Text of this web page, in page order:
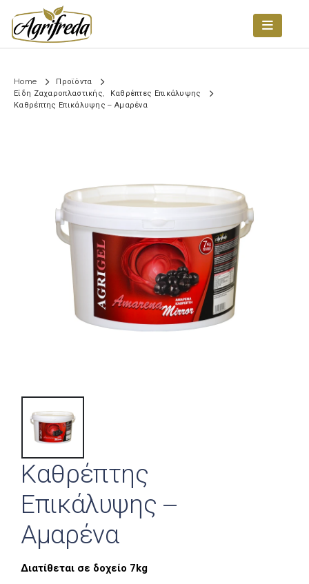
Home
Προϊόντα
Είδη Ζαχαροπλαστικής
Καθρέπτες Επικάλυψης
Καθρέπτης Επικάλυψης – Αμαρένα
Καθρέπτης
Επικάλυψης –
Αμαρένα
Διατίθεται σε δοχείο 7kg